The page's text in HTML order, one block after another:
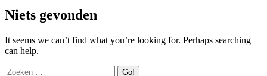
Niets gevonden
It seems we can’t find what you’re looking for. Perhaps searching
can help.
Search: